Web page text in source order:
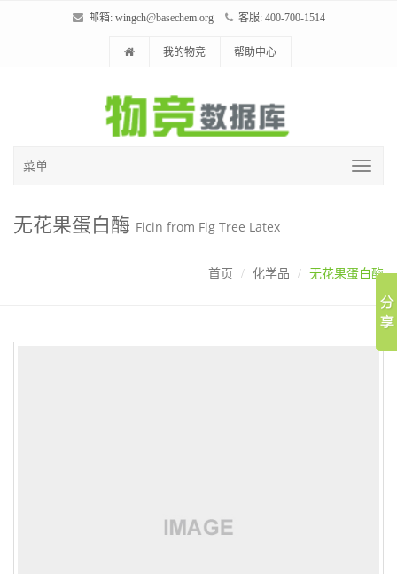
邮箱: wingch@basechem.org 客服: 400-700-1514
我的物竞 帮助中心
菜单
无花果蛋白酶 Ficin from Fig Tree Latex
首页 化学品 无花果蛋白酶